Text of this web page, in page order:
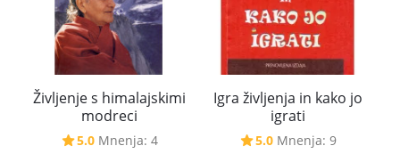
Življenje s himalajskimi
modreci
5.0 Mnenja: 4
Igra življenja in kako jo
igrati
5.0 Mnenja: 9